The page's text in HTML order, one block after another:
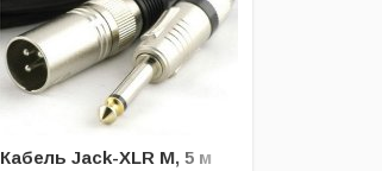
Кабель Jack-XLR M, 5 м